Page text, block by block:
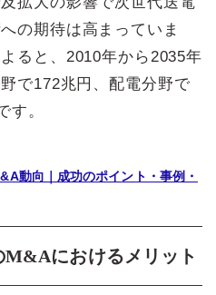
の期待は高まっていま
ると、2010年から2035年
で172兆円、配電分野で
す。
動向｜成功のポイント・事例・
におけるメリット